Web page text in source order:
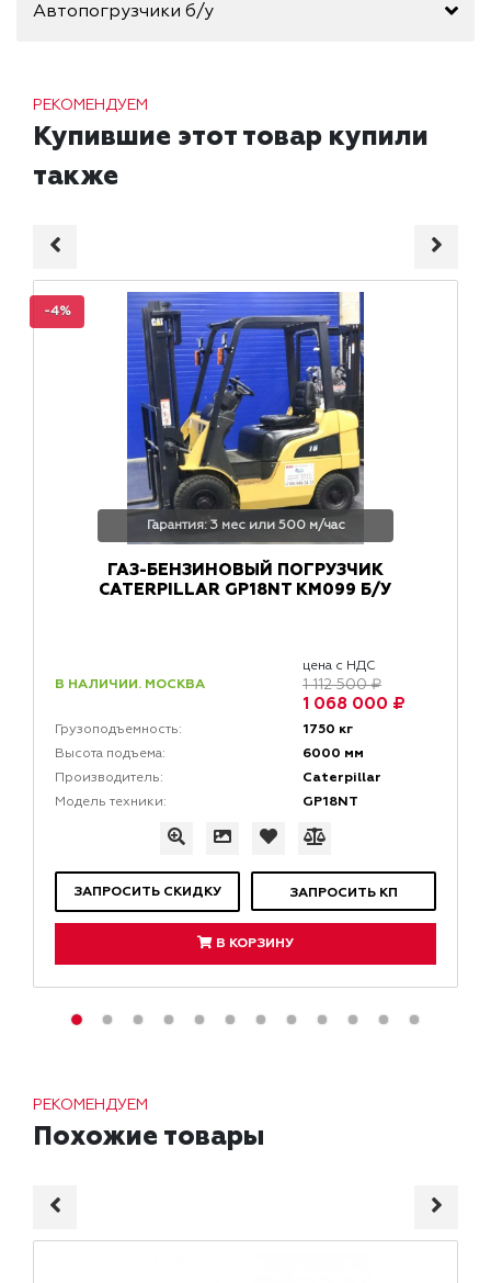
Автопогрузчики б/у
РЕКОМЕНДУЕМ
Купившие этот товар купили
также
-4%
Гарантия: 3 мес или 500 м/час
ГАЗ-БЕНЗИНОВЫЙ ПОГРУЗЧИК
CATERPILLAR GP18NT КМ099 Б/У
В НАЛИЧИИ. МОСКВА
цена с НДС
1 112 500 ₽
1 068 000 ₽
Грузоподъемность: 1750 кг
Высота подъема: 6000 мм
Производитель: Caterpillar
Модель техники: GP18NT
ЗАПРОСИТЬ СКИДКУ ЗАПРОСИТЬ КП
В КОРЗИНУ
РЕКОМЕНДУЕМ
Похожие товары